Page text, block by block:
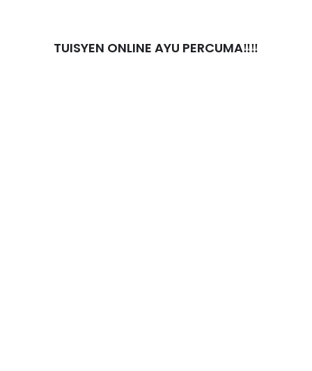
TUISYEN ONLINE AYU PERCUMA‼️‼️